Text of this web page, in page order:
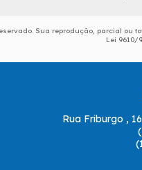
Sua reprodução, parcial ou
Lei 9610/
Rua Friburgo ,